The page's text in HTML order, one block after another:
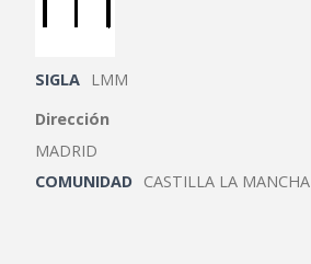
SIGLA LMM
Dirección
MADRID
COMUNIDAD CASTILLA LA MANCHA